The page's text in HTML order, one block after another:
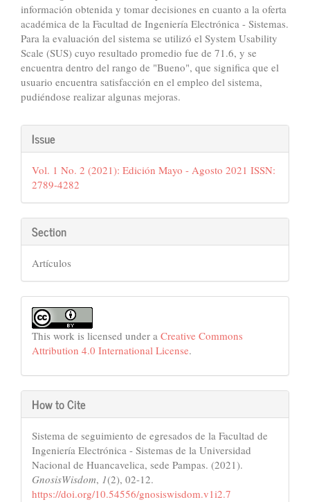
información obtenida y tomar decisiones en cuanto a la oferta
académica de la Facultad de Ingeniería Electrónica - Sistemas.
Para la evaluación del sistema se utilizó el System Usability
Scale (SUS) cuyo resultado promedio fue de 71.6, y se
encuentra dentro del rango de "Bueno", que significa que el
usuario encuentra satisfacción en el empleo del sistema,
pudiéndose realizar algunas mejoras.
Article
Details
Issue
Vol. 1 No. 2 (2021): Edición Mayo - Agosto 2021 ISSN:
2789-4282
Section
Artículos
This work is licensed under a Creative Commons
Attribution 4.0 International License.
How to Cite
Sistema de seguimiento de egresados de la Facultad de
Ingeniería Electrónica - Sistemas de la Universidad
Nacional de Huancavelica, sede Pampas. (2021).
GnosisWisdom, 1(2), 02-12.
https://doi.org/10.54556/gnosiswisdom.v1i2.7